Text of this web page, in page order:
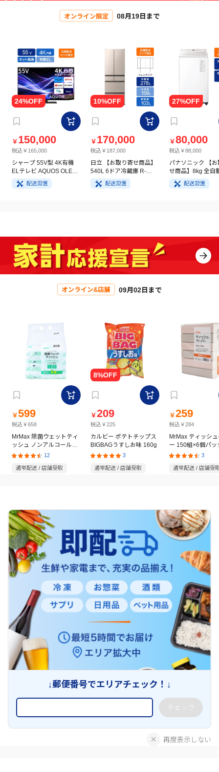
オンライン限定 08月19日まで
￥ 150,000
税込￥165,000
シャープ 55V型 4K有機
ELテレビ AQUOS OLED
4T-C55GQ3
配送設置
￥ 170,000
税込￥187,000
日立 【お取り寄せ商品】
540L 6ドア冷蔵庫 R-
HW54V(N) ライトゴール
ド
配送設置
￥80,000
税込￥88,000
パナソニック 【お
せ商品】8kg 全自
洗濯機 NA-
イト
配送設置
オンライン&店舗 09月02日まで
￥599
税込￥658
MrMax 除菌ウェットティ
ッシュ ノンアルコールタ
イプ 60枚×8個パック
12
通常配送 / 店舗受取
￥209
税込￥225
カルビー ポテトチップス
BIGBAGうすしお味 160g
3
通常配送 / 店舗受取
￥259
税込￥284
MrMax ティッシ
ー 150組×6個パッ
3
通常配送 / 店舗受
↓郵便番号でエリアチェック！↓
チェック
再度表示しない